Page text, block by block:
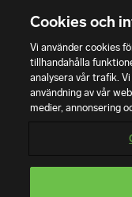
Mer information
Copyright ©
Integritetspolicy |
Cookies och
Vi använder cookies
tillhandahålla
analysera vår trafik.
användning av vår
medier, annonsering